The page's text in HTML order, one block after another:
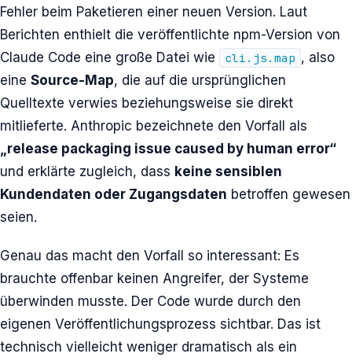
Fehler beim Paketieren einer neuen Version. Laut
Berichten enthielt die veröffentlichte npm-Version von
Claude Code eine große Datei wie
cli.js.map , also
eine Source-Map, die auf die ursprünglichen
Quelltexte verwies beziehungsweise sie direkt
mitlieferte. Anthropic bezeichnete den Vorfall als
„release packaging issue caused by human error“
und erklärte zugleich, dass keine sensiblen
Kundendaten oder Zugangsdaten betroffen gewesen
seien.
Genau das macht den Vorfall so interessant: Es
brauchte offenbar keinen Angreifer, der Systeme
überwinden musste. Der Code wurde durch den
eigenen Veröffentlichungsprozess sichtbar. Das ist
technisch vielleicht weniger dramatisch als ein